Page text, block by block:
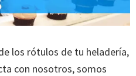
los rótulos de tu heladería,
con nosotros, somos